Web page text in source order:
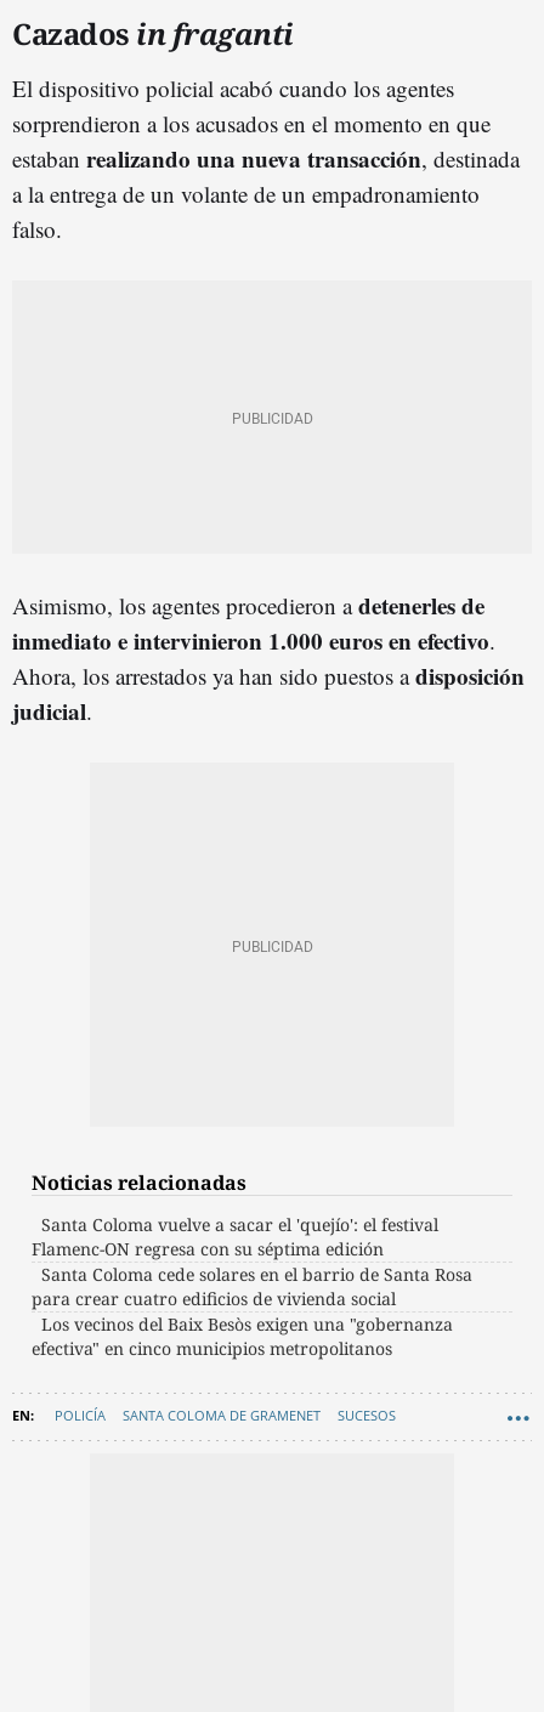
Cazados in fraganti
El dispositivo policial acabó cuando los agentes
sorprendieron a los acusados en el momento en que
estaban realizando una nueva transacción, destinada
a la entrega de un volante de un empadronamiento
falso.
Asimismo, los agentes procedieron adetenerles de
inmediato e intervinieron 1.000 euros en efectivo.
Ahora, los arrestados ya han sido puestos adisposición
judicial.
Noticias relacionadas
Santa Coloma vuelve a sacar el 'quejío': el festival
Flamenc-ON regresa con su séptima edición
Santa Coloma cede solares en el barrio de Santa Rosa
para crear cuatro edificios de vivienda social
Los vecinos del Baix Besòs exigen una "gobernanza
efectiva" en cinco municipios metropolitanos
POLICÍA SANTA COLOMA DE GRAMENET SUCESOS